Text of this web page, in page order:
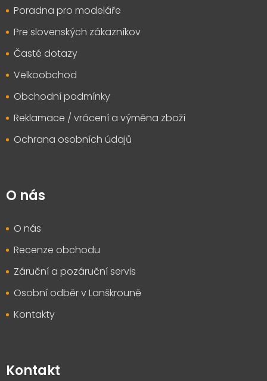
Poradna pro modeláře
Pre slovenských zákazníkov
Časté dotazy
Velkoobchod
Obchodní podmínky
Reklamace / vrácení a výměna zboží
Ochrana osobních údajů
O nás
O nás
Recenze obchodu
Záruční a pozáruční servis
Osobní odběr v Lanškrouně
Kontakty
Kontakt